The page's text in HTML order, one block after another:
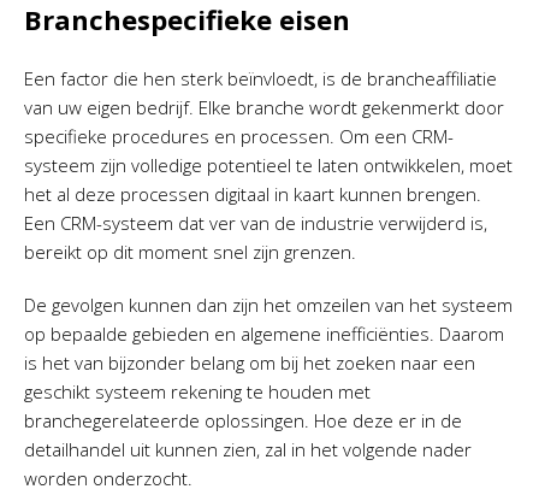
Branchespecifieke eisen
Een factor die hen sterk beïnvloedt, is de brancheaffiliatie
van uw eigen bedrijf. Elke branche wordt gekenmerkt door
specifieke procedures en processen. Om een CRM-
systeem zijn volledige potentieel te laten ontwikkelen, moet
het al deze processen digitaal in kaart kunnen brengen.
Een CRM-systeem dat ver van de industrie verwijderd is,
bereikt op dit moment snel zijn grenzen.
De gevolgen kunnen dan zijn het omzeilen van het systeem
op bepaalde gebieden en algemene inefficiënties. Daarom
is het van bijzonder belang om bij het zoeken naar een
geschikt systeem rekening te houden met
branchegerelateerde oplossingen. Hoe deze er in de
detailhandel uit kunnen zien, zal in het volgende nader
worden onderzocht.